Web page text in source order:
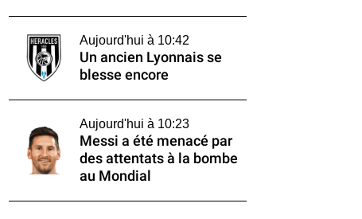
Aujourd'hui à 10:42
Un ancien Lyonnais se
blesse encore
Aujourd'hui à 10:23
Messi a été menacé par
des attentats à la bombe
au Mondial